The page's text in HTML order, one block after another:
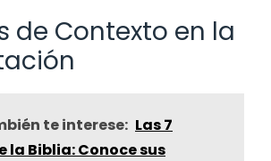
de Contexto en la
te interese: Las 7
la Biblia: Conoce sus